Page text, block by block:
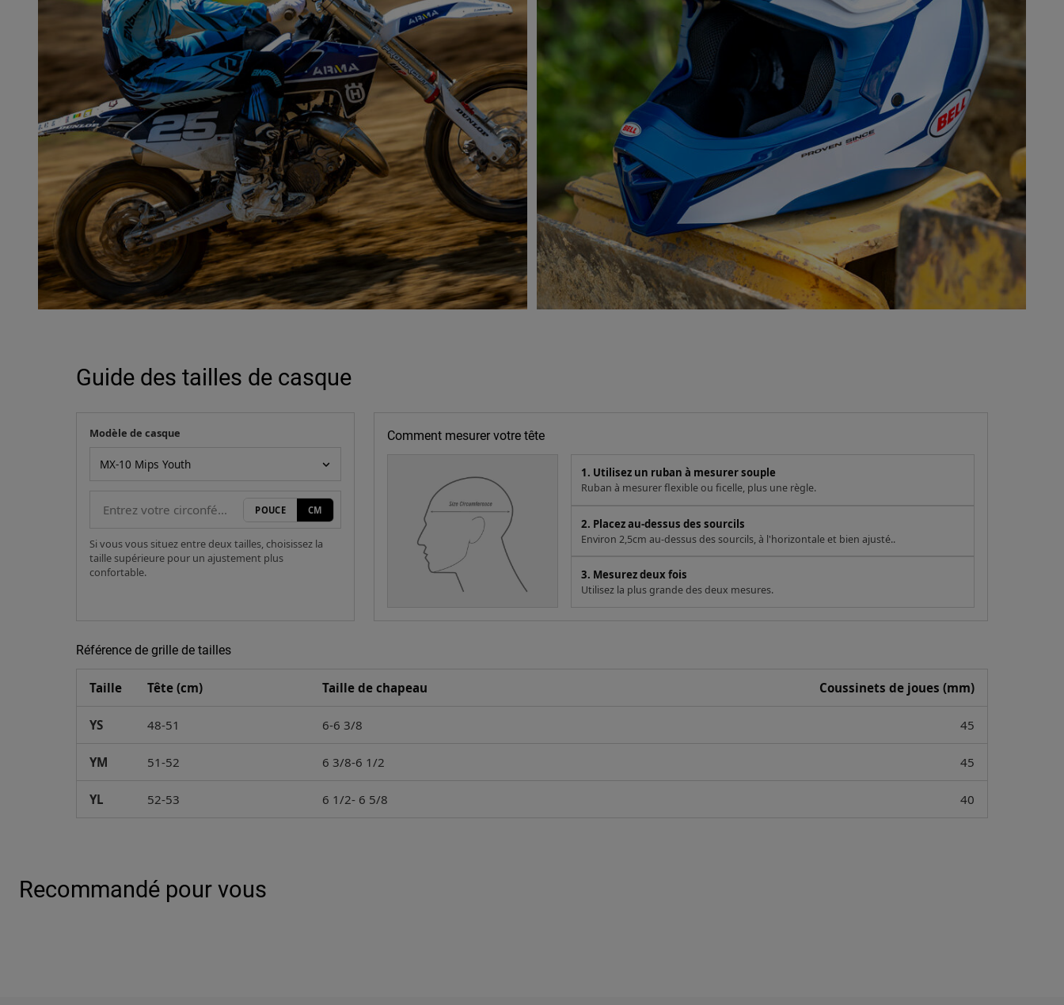
Guide des tailles de casque
Comment mesurer votre tête
1. Utilisez un ruban à mesurer souple
Ruban à mesurer flexible ou ficelle, plus une règle.
2. Placez au-dessus des sourcils
Environ 2,5cm au-dessus des sourcils, à l'horizontale et bien ajusté..
3. Mesurez deux fois
Utilisez la plus grande des deux mesures.
Votre mesure
Modèle de casque
POUCE CM
Si vous vous situez entre deux tailles, choisissez la
taille supérieure pour un ajustement plus
confortable.
Référence de grille de tailles
Taille Tête (cm) Taille de chapeau Coussinets de joues (mm)
YS 48-51 6-6 3/8 45
YM 51-52 6 3/8-6 1/2 45
YL 52-53 6 1/2- 6 5/8 40
Recommandé pour vous